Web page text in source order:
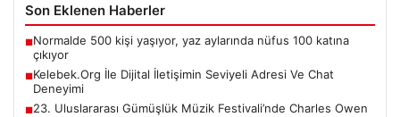
Son Eklenen Haberler
■Normalde 500 kişi yaşıyor, yaz aylarında nüfus 100 katına
çıkıyor
■Kelebek.Org İle Dijital İletişimin Seviyeli Adresi Ve Chat
Deneyimi
■23. Uluslararası Gümüşlük Müzik Festivali’nde Charles Owen